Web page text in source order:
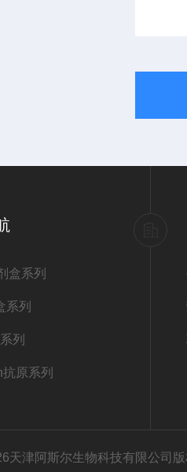
盒系列
系列
列
抗原系列
天津阿斯尔生物科技有限公司